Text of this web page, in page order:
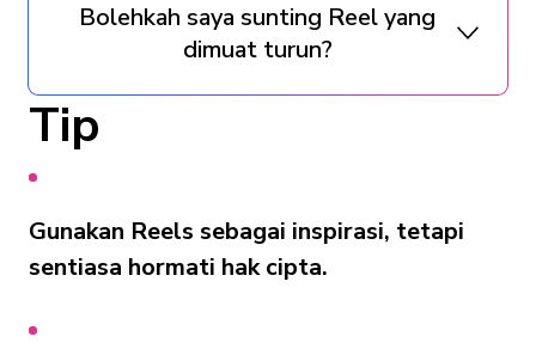
Bolehkah saya sunting Reel yang
dimuat turun?
Tip
Gunakan Reels sebagai inspirasi, tetapi
sentiasa hormati hak cipta.